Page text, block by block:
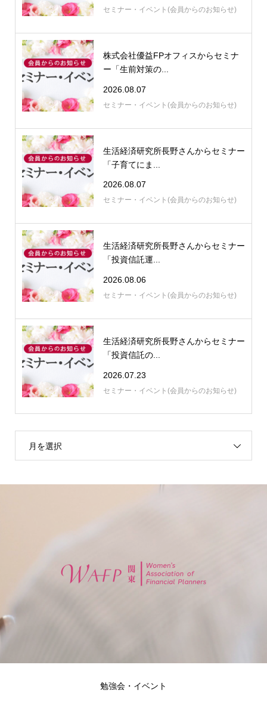
セミナー・イベント(会員からのお知らせ)
株式会社優益FPオフィスからセミナ
ー「生前対策の...
2026.08.07
セミナー・イベント(会員からのお知らせ)
生活経済研究所長野さんからセミナー
「子育てにま...
2026.08.07
セミナー・イベント(会員からのお知らせ)
生活経済研究所長野さんからセミナー
「投資信託運...
2026.08.06
セミナー・イベント(会員からのお知らせ)
生活経済研究所長野さんからセミナー
「投資信託の...
2026.07.23
セミナー・イベント(会員からのお知らせ)
月を選択
勉強会・イベント